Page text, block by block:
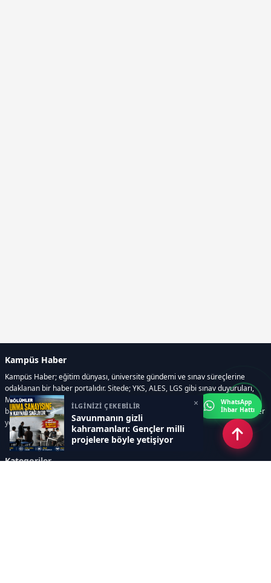
İLGİNİZİ ÇEKEBİLİR
Savunmanın gizli
kahramanları: Gençler milli
projelere böyle yetişiyor
×
Kampüs Haber
Kampüs Haber; eğitim dünyası, üniversite gündemi ve sınav süreçlerine
odaklanan bir haber portalıdır. Sitede; YKS, ALES, LGS gibi sınav duyuruları,
Milli Eğitim Bakanlığı gelişmeleri, üniversite haberleri, rehberlik içerikleri,
bilim ve teknoloji alanındaki yenilikler ile öğrenci yaşamına dair güncel bilgiler
yer alır.
Kategoriler
WhatsApp
İhbar Hattı